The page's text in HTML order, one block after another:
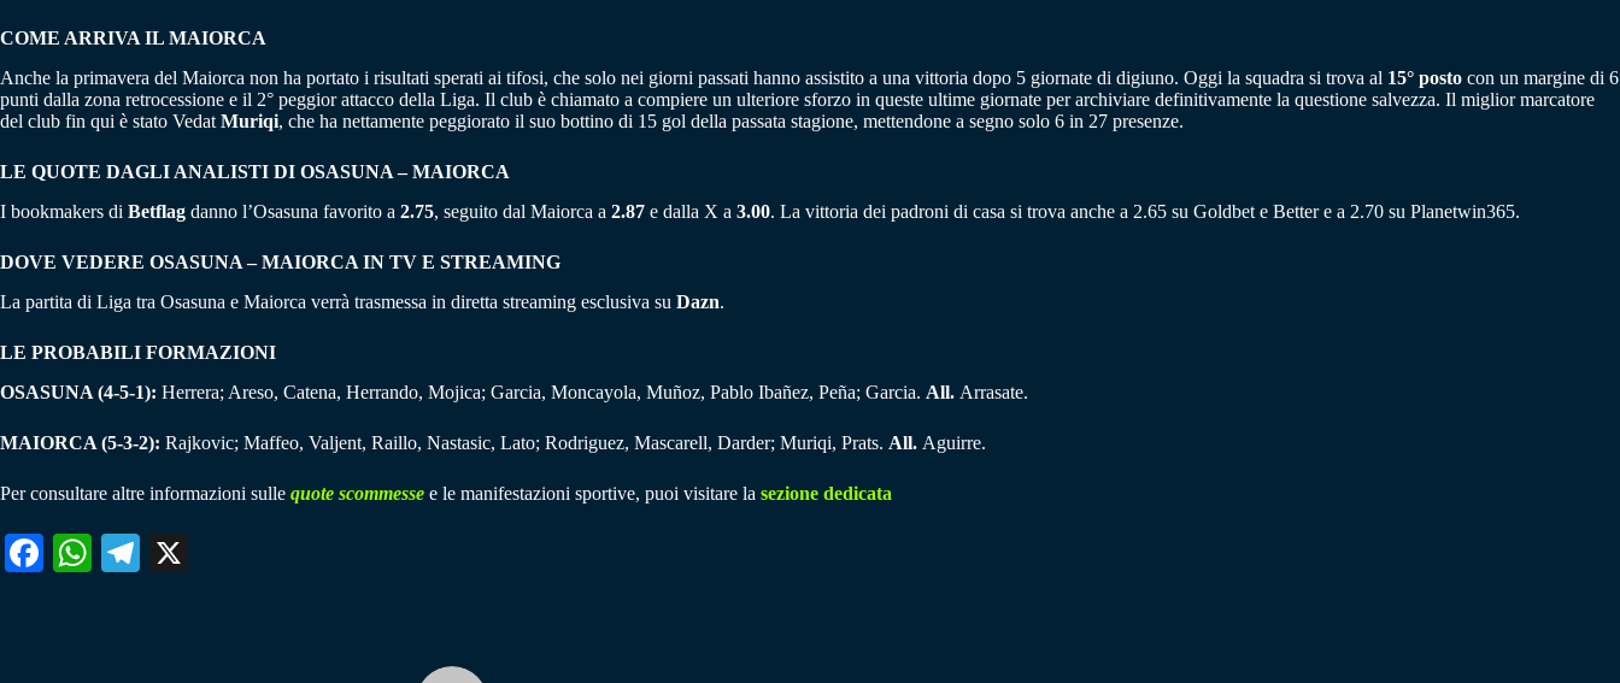
COME ARRIVA IL MAIORCA
Anche la primavera del Maiorca non ha portato i risultati sperati ai tifosi, che solo nei giorni passati hanno assistito a una vittoria dopo 5 giornate di digiuno. Oggi la squadra si trova al 15° posto con un margine di 6
punti dalla zona retrocessione e il 2° peggior attacco della Liga. Il club è chiamato a compiere un ulteriore sforzo in queste ultime giornate per archiviare definitivamente la questione salvezza. Il miglior marcatore
del club fin qui è stato Vedat Muriqi, che ha nettamente peggiorato il suo bottino di 15 gol della passata stagione, mettendone a segno solo 6 in 27 presenze.
LE QUOTE DAGLI ANALISTI DI OSASUNA – MAIORCA
I bookmakers di Betflag danno l’Osasuna favorito a 2.75, seguito dal Maiorca a 2.87 e dalla X a 3.00. La vittoria dei padroni di casa si trova anche a 2.65 su Goldbet e Better e a 2.70 su Planetwin365.
DOVE VEDERE OSASUNA – MAIORCA IN TV E STREAMING
La partita di Liga tra Osasuna e Maiorca verrà trasmessa in diretta streaming esclusiva su Dazn.
LE PROBABILI FORMAZIONI
OSASUNA (4-5-1): Herrera; Areso, Catena, Herrando, Mojica; Garcia, Moncayola, Muñoz, Pablo Ibañez, Peña; Garcia. All. Arrasate.
MAIORCA (5-3-2): Rajkovic; Maffeo, Valjent, Raillo, Nastasic, Lato; Rodriguez, Mascarell, Darder; Muriqi, Prats. All. Aguirre.
Per consultare altre informazioni sulle quote scommesse e le manifestazioni sportive, puoi visitare la sezione dedicata
Fa W
Te